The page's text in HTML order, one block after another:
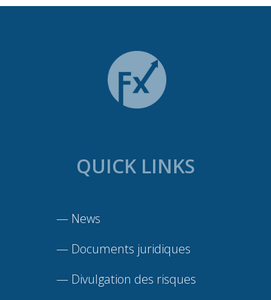
QUICK LINKS
— News
— Documents juridiques
— Divulgation des risques